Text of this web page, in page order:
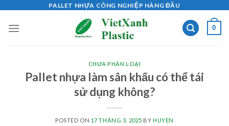
content
PALLET NHỰA CÔNG NGHIỆP HÀNG ĐẦU
0
CHƯA PHÂN LOẠI
Pallet nhựa làm sân khấu có thể tái
sử dụng không?
POSTED ON 17 THÁNG 3, 2025 BY HUYEN